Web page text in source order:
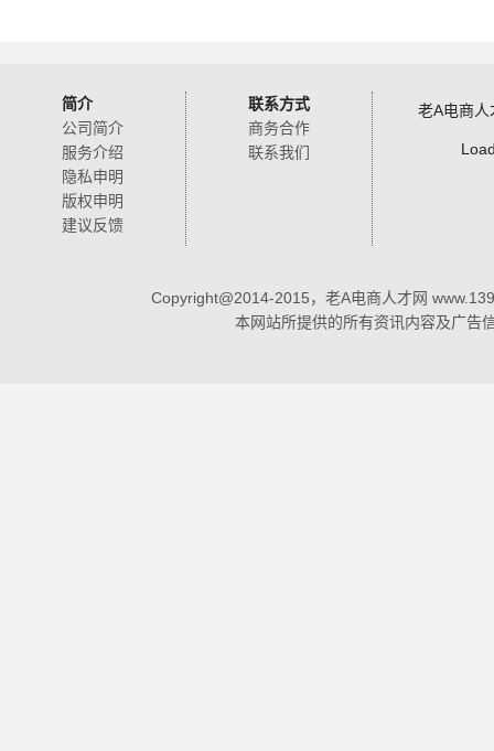
简介
公司简介
服务介绍
隐私申明
版权申明
建议反馈
联系方式
商务合作
联系我们
老A电商人
Copyright@2014-2015，老A电商人才网
本网站所提供的所有资讯内容及广告